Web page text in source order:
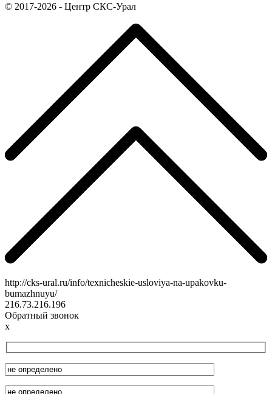
© 2017-2026 - Центр СКС-Урал
http://cks-ural.ru/info/texnicheskie-usloviya-na-upakovku-
bumazhnuyu/
216.73.216.196
Обратный звонок
x